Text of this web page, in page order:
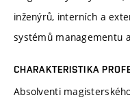
inženýrů, interních a
systémů managementu
CHARAKTERISTIKA
Absolventi